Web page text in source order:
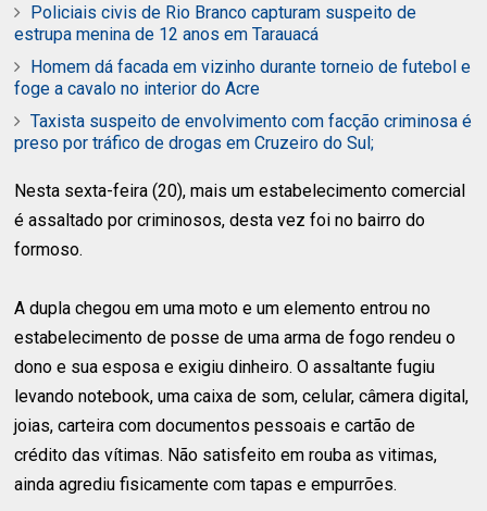
Policiais civis de Rio Branco capturam suspeito de
estrupa menina de 12 anos em Tarauacá
Homem dá facada em vizinho durante torneio de futebol e
foge a cavalo no interior do Acre
Taxista suspeito de envolvimento com facção criminosa é
preso por tráfico de drogas em Cruzeiro do Sul;
Nesta sexta-feira (20), mais um estabelecimento comercial
é assaltado por criminosos, desta vez foi no bairro do
formoso.
A dupla chegou em uma moto e um elemento entrou no
estabelecimento de posse de uma arma de fogo rendeu o
dono e sua esposa e exigiu dinheiro. O assaltante fugiu
levando notebook, uma caixa de som, celular, câmera digital,
joias, carteira com documentos pessoais e cartão de
crédito das vítimas. Não satisfeito em rouba as vitimas,
ainda agrediu fisicamente com tapas e empurrões.